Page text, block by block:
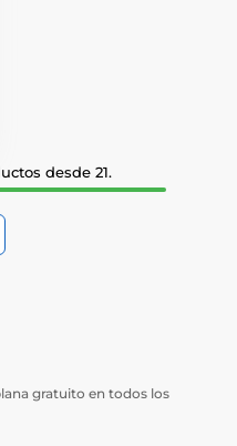
desde 21.
gratuito en todos los